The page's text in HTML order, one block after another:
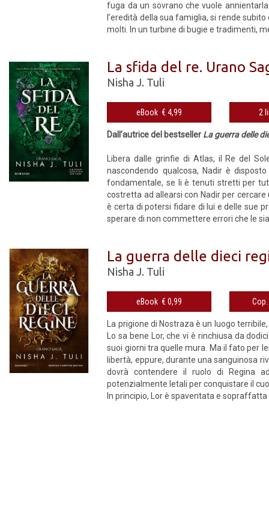
fuga da un sovrano che vuole
l’eredità della sua famiglia, si rende
molti. In un turbine di bugie e tradimenti,
La sfida del re. Urano
Nisha J. Tuli
eBook € 4,99 2
Dall’autrice del bestseller La guerra delle
Libera dalle grinfie di Atlas, il Re del
nascondendo qualcosa, Nadir è
fondamentale, se li è tenuti stretti per
costretta ad allearsi con Nadir per
è certa di potersi fidare di lui e delle sue
sperare di non commettere errori che le
La guerra delle dieci
Nisha J. Tuli
eBook € 0,99
La prigione di Nostraza è un luogo
Lo sa bene Lor, che vi è rinchiusa da
suoi giorni tra quelle mura. Ma il fato per
libertà, eppure, durante una sanguinosa
dovrà contendere il ruolo di Regina
potenzialmente letali per conquistare il
In principio, Lor è spaventata e sopraffatta